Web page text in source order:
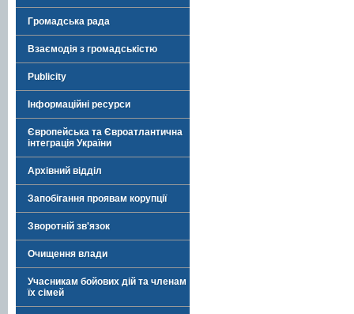
Громадська рада
Взаємодія з громадськістю
Publicity
Інформаційні ресурси
Європейська та Євроатлантична
інтеграція України
Архівний відділ
Запобігання проявам корупції
Зворотній зв'язок
Очищення влади
Учасникам бойових дій та членам
їх сімей